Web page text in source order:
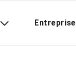
Entreprise